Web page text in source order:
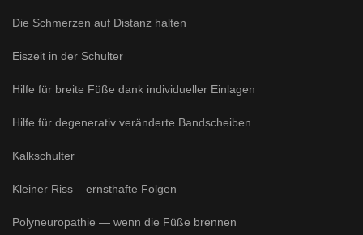
Die Schmerzen auf Distanz halten
Eiszeit in der Schulter
Hilfe für breite Füße dank individueller Einlagen
Hilfe für degenerativ veränderte Bandscheiben
Kalkschulter
Kleiner Riss – ernsthafte Folgen
Polyneuropathie — wenn die Füße brennen